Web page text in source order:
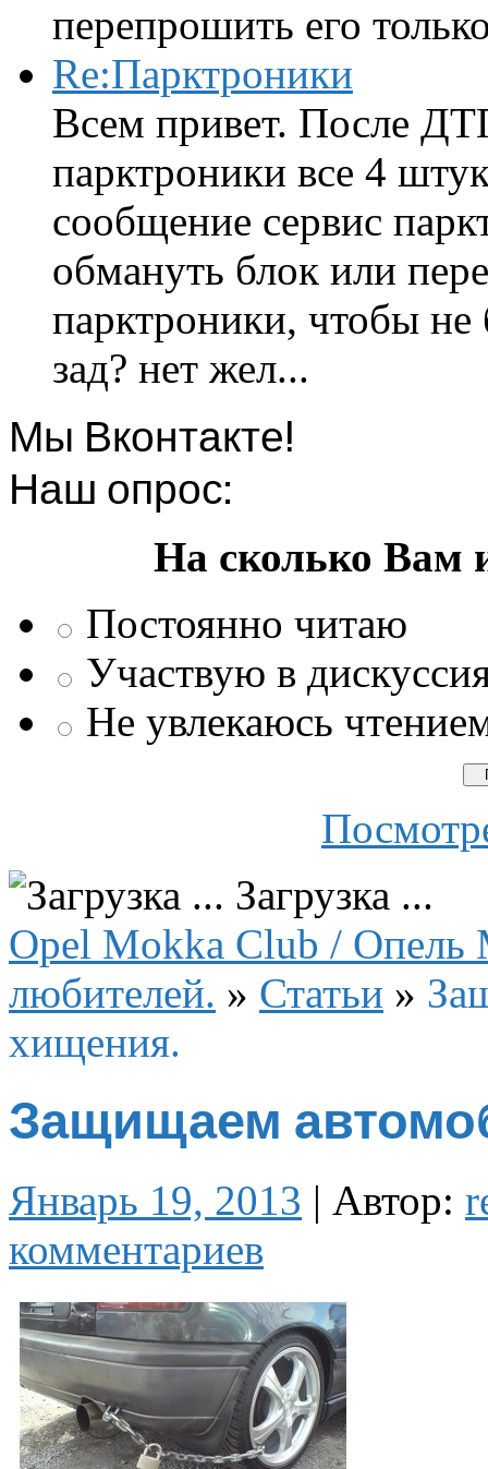
перепрошить его
Re:Парктроники
Всем привет. После
парктроники все 4
сообщение сервис
обмануть блок или
парктроники, чтобы
зад? нет жел...
Мы Вконтакте!
Наш опрос:
На сколько Вам
Постоянно читаю
Участвую в
Не увлекаюсь
Загрузка ...
Opel Mokka Club / Опель
любителей. » Статьи »
хищения.
Защищаем
Январь 19, 2013 | Автор:
комментариев